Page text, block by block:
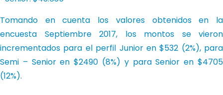
Tomando en cuenta los valores obtenidos en la
encuesta Septiembre 2017, los montos se vieron
incrementados para el perfil Junior en $532 (2%), para
Semi – Senior en $2490 (8%) y para Senior en $4705
(12%).